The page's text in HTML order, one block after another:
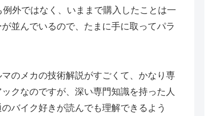
外ではなく、いままで購入したことは一
並んでいるので、たまに手に取ってパラ
のメカの技術解説がすごくて、かなり専
クなのですが、深い専門知識を持った人
バイク好きが読んでも理解できるよう